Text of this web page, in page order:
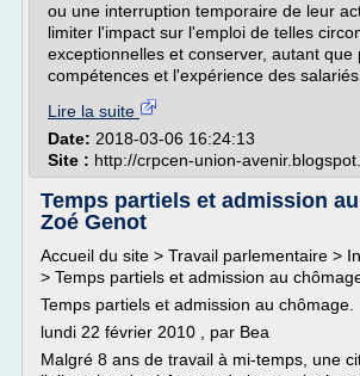
ou une interruption temporaire de leur
limiter l'impact sur l'emploi de telles
exceptionnelles et conserver, autant que
compétences et l'expérience des salariés
Lire la suite
Date: 2018-03-06 16:24:13
Site : http://crpcen-union-
Temps partiels et admission
Zoé Genot
Accueil du site > Travail parlementaire >
> Temps partiels et admission au
Temps partiels et admission au chômage.
lundi 22 février 2010 , par Bea
Malgré 8 ans de travail à mi-temps, une